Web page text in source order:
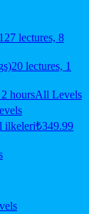
127 lectures, 8
20 lectures, 1
hoursAll Levels
ilkeleri₺349.99